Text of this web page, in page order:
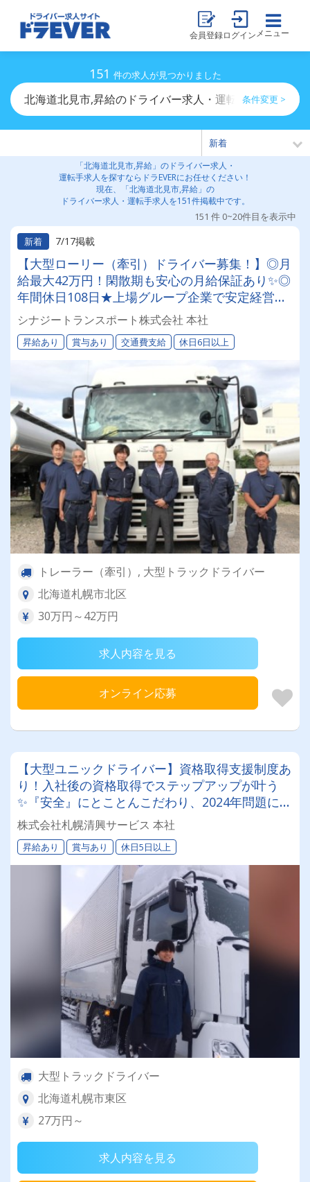
会員登録ログイン メニュー
151 件の求人が見つかりました
北海道北見市,昇給のドライバー求人・運転手求人一覧
条件変更 >
「北海道北見市,昇給」のドライバー求人・
運転手求人を探すならドラEVERにお任せください！
現在、「北海道北見市,昇給」の
ドライバー求人・運転手求人を151件掲載中です。
151 件 0~20件目を表示中
新着
7/17掲載
【大型ローリー（牽引）ドライバー募集！】◎月
給最大42万円！閑散期も安心の月給保証あり✨◎
年間休日108日★上場グループ企業で安定経営◎
退職金＆再雇用あり◎専属車両＆同乗研修あり！
シナジートランスポート株式会社 本社
昇給あり 賞与あり 交通費支給 休日6日以上
トレーラー（牽引）, 大型トラックドライバー
北海道札幌市北区
30万円～42万円
求人内容を見る
オンライン応募
【大型ユニックドライバー】資格取得支援制度あ
り！入社後の資格取得でステップアップが叶う
✨『安全』にとことんこだわり、2024年問題にも
徹底対応しています。
株式会社札幌清興サービス 本社
昇給あり 賞与あり 休日5日以上
大型トラックドライバー
北海道札幌市東区
27万円～
求人内容を見る